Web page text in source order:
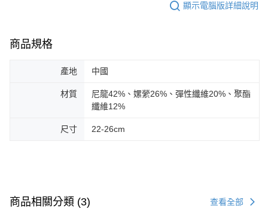
顯示電腦版詳細說明
商品規格
產地 中國
材質
尼龍42%、嫘縈26%、彈性纖維20%、聚酯
纖維12%
尺寸 22-26cm
商品相關分類 (3) 查看全部